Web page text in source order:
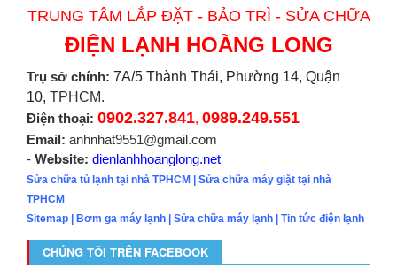
TRUNG TÂM LẮP ĐẶT - BẢO TRÌ - SỬA CHỮA
ĐIỆN LẠNH HOÀNG LONG
Trụ sở chính: 7A/5 Thành Thái, Phường 14, Quận
10, TPHCM.
Điện thoại: 0902.327.841, 0989.249.551
Email: anhnhat9551@gmail.com
- Website: dienlanhhoanglong.net
Sửa chữa tủ lạnh tại nhà TPHCM | Sửa chữa máy giặt tại nhà
TPHCM
Sitemap | Bơm ga máy lạnh | Sửa chữa máy lạnh | Tin tức điện lạnh
CHÚNG TÔI TRÊN FACEBOOK